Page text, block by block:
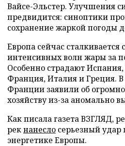
Вайсе-Эльстер. Улучшения
предвидится: синоптики
сохранение жаркой погоды
Европа сейчас
интенсивных волн жары за
Особенно страдают
Франция, Италия и Греция.
Франции заявили об
хозяйству из-за аномально
Как писала газета ВЗГЛЯД,
рекнанесло серьезный
энергетике Европы.